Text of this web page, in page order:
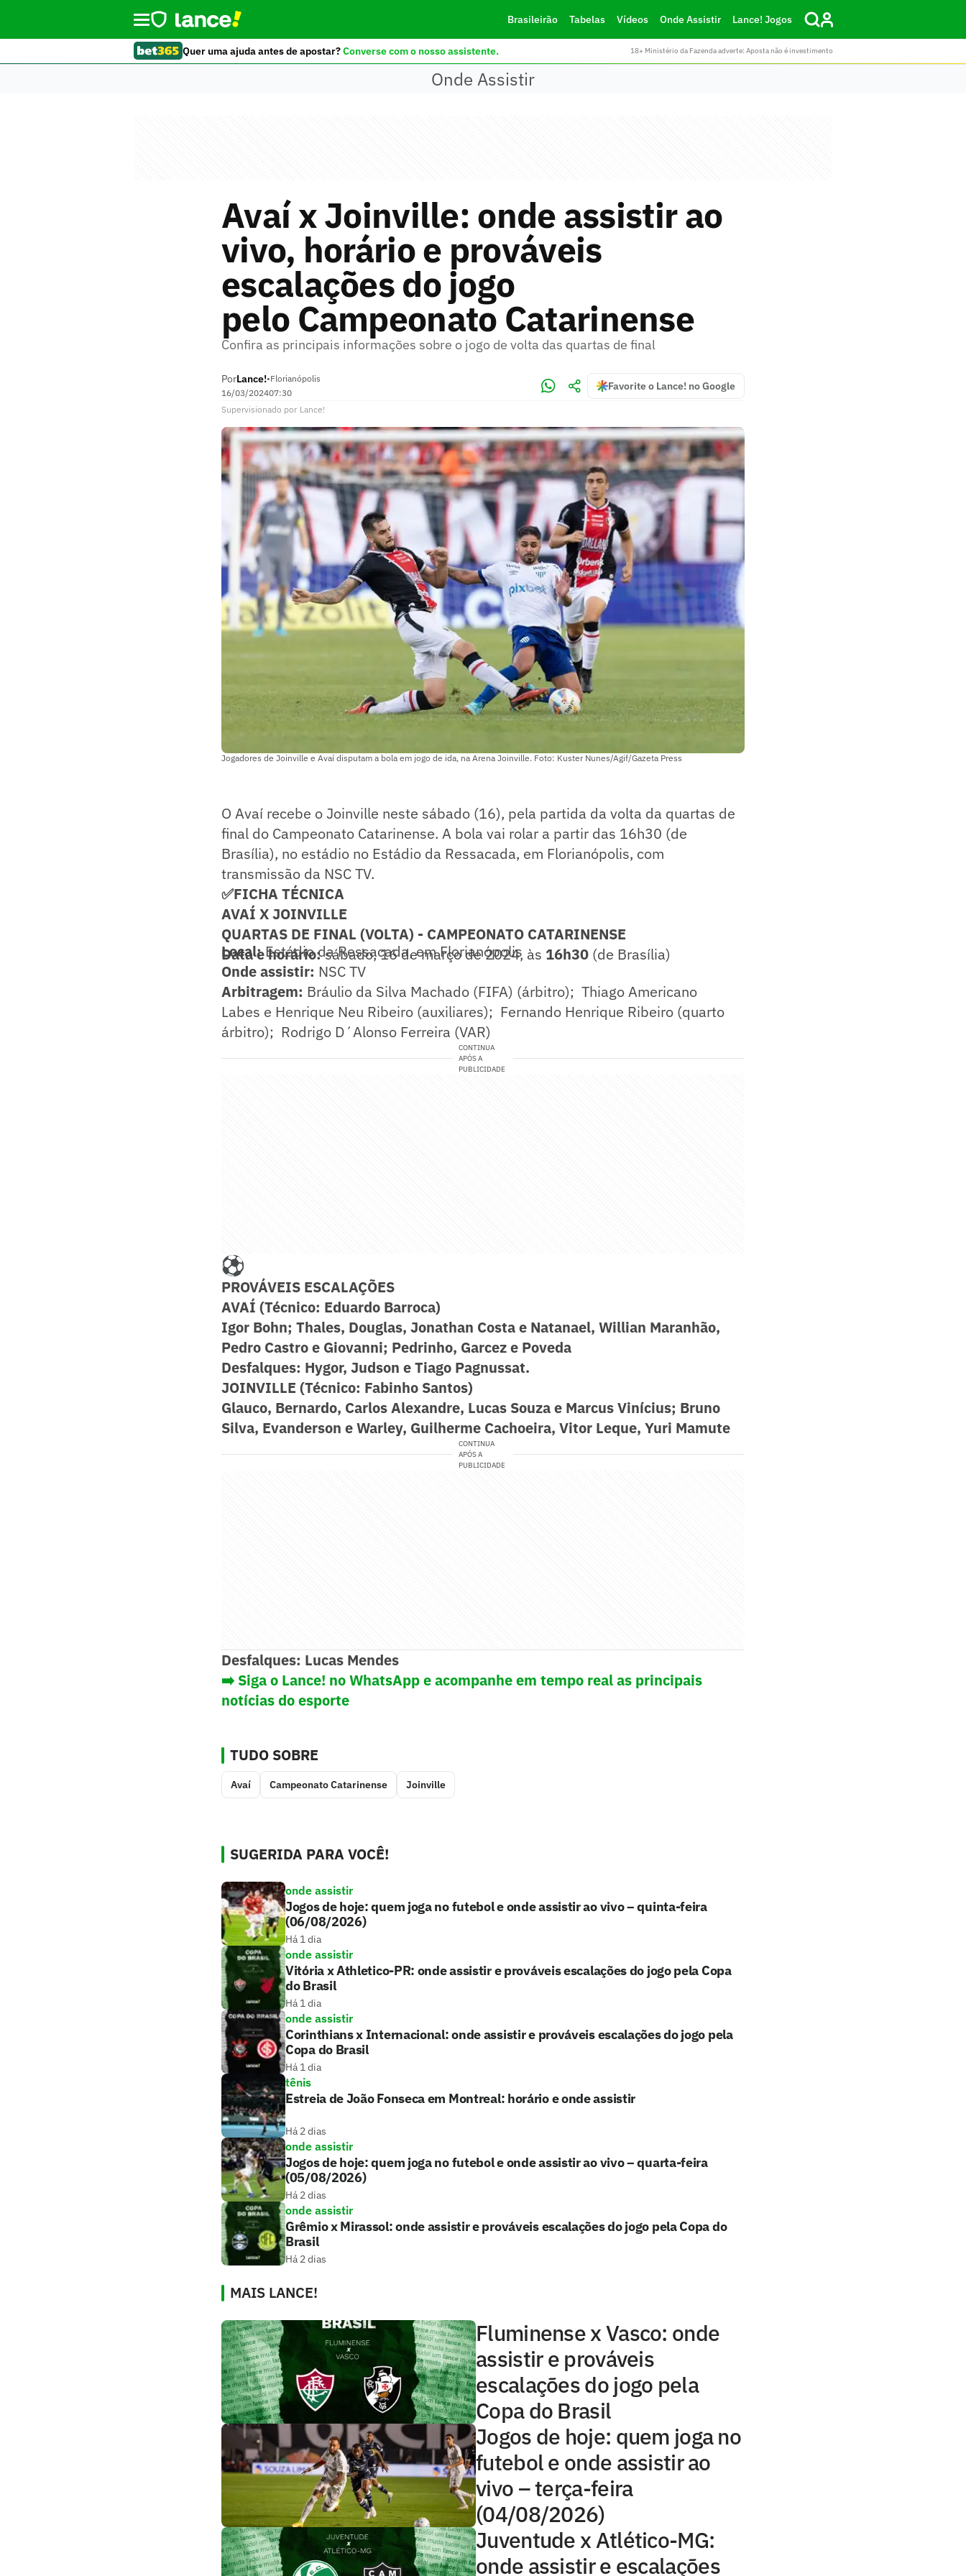
Brasileirão Tabelas Vídeos Onde Assistir Lance! Jogos
Quer uma ajuda antes de apostar?Converse com o nosso assistente. 18+ Ministério da Fazenda adverte: Aposta não é investimento
Onde Assistir
Avaí x Joinville: onde assistir ao
vivo, horário e prováveis
escalações do jogo
pelo Campeonato Catarinense
Confira as principais informações sobre o jogo de volta das quartas de final
PorLance!•Florianópolis
16/03/202407:30
Favorite o Lance! no Google
Supervisionado por Lance!
Jogadores de Joinville e Avaí disputam a bola em jogo de ida, na Arena Joinville. Foto: Kuster Nunes/Agif/Gazeta Press
O Avaí recebe o Joinville neste sábado (16), pela partida da volta da quartas de
final do Campeonato Catarinense. A bola vai rolar a partir das 16h30 (de
Brasília), no estádio no Estádio da Ressacada, em Florianópolis, com
transmissão da NSC TV.
✅FICHA TÉCNICA
AVAÍ X JOINVILLE
QUARTAS DE FINAL (VOLTA) - CAMPEONATO CATARINENSE
Data e horário:sábado, 16 de março de 2024, às 16h30 (de Brasília)
Local:Estádio da Ressacada, em Florianópolis
Onde assistir: NSC TV
Arbitragem: Bráulio da Silva Machado (FIFA) (árbitro); Thiago Americano
Labes e Henrique Neu Ribeiro (auxiliares); Fernando Henrique Ribeiro (quarto
árbitro); Rodrigo D´Alonso Ferreira (VAR)
CONTINUA
APÓS A
PUBLICIDADE
PROVÁVEIS ESCALAÇÕES
AVAÍ (Técnico: Eduardo Barroca)
Igor Bohn; Thales, Douglas, Jonathan Costa e Natanael, Willian Maranhão,
Pedro Castro e Giovanni; Pedrinho, Garcez e Poveda
Desfalques: Hygor, Judson e Tiago Pagnussat.
JOINVILLE (Técnico: Fabinho Santos)
Glauco, Bernardo, Carlos Alexandre, Lucas Souza e Marcus Vinícius; Bruno
Silva, Evanderson e Warley, Guilherme Cachoeira, Vitor Leque, Yuri Mamute
CONTINUA
APÓS A
PUBLICIDADE
Desfalques: Lucas Mendes
➡️ Siga o Lance! no WhatsApp e acompanhe em tempo real as principais
notícias do esporte
TUDO SOBRE
Avaí Campeonato Catarinense Joinville
SUGERIDA PARA VOCÊ!
onde assistir
Jogos de hoje: quem joga no futebol e onde assistir ao vivo – quinta-feira
(06/08/2026)
Há 1 dia
onde assistir
Vitória x Athletico-PR: onde assistir e prováveis escalações do jogo pela Copa
do Brasil
Há 1 dia
onde assistir
Corinthians x Internacional: onde assistir e prováveis escalações do jogo pela
Copa do Brasil
Há 1 dia
tênis
Estreia de João Fonseca em Montreal: horário e onde assistir
Há 2 dias
onde assistir
Jogos de hoje: quem joga no futebol e onde assistir ao vivo – quarta-feira
(05/08/2026)
Há 2 dias
onde assistir
Grêmio x Mirassol: onde assistir e prováveis escalações do jogo pela Copa do
Brasil
Há 2 dias
MAIS LANCE!
Fluminense x Vasco: onde
assistir e prováveis
escalações do jogo pela
Copa do Brasil
Jogos de hoje: quem joga no
futebol e onde assistir ao
vivo – terça-feira
(04/08/2026)
Juventude x Atlético-MG:
onde assistir e escalações